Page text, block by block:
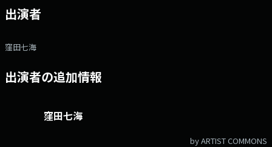
出演者
窪田七海
出演者の追加情報
窪田七海
by ARTIST COMMONS